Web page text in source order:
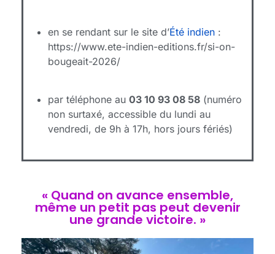
en se rendant sur le site d’Été indien :
https://www.ete-indien-editions.fr/si-on-
bougeait-2026/
par téléphone au 03 10 93 08 58 (numéro
non surtaxé, accessible du lundi au
vendredi, de 9h à 17h, hors jours fériés)
« Quand on avance ensemble,
même un petit pas peut devenir
une grande victoire. »